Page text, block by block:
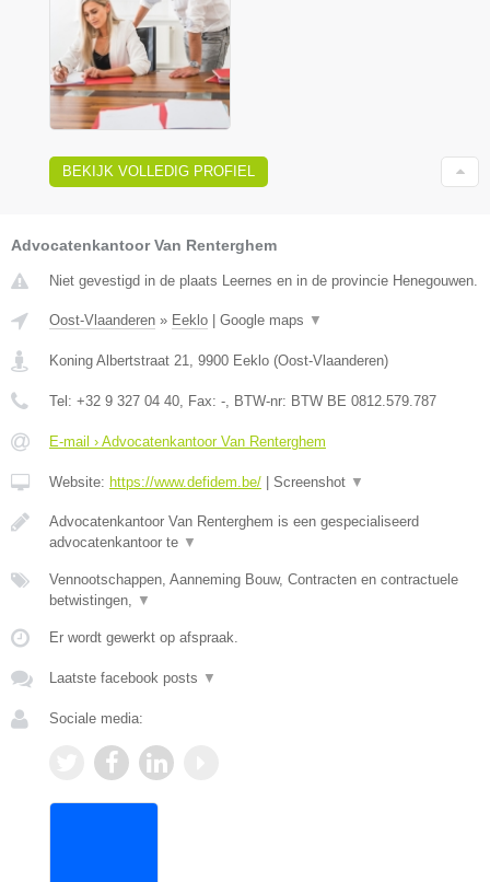
BEKIJK VOLLEDIG PROFIEL
Advocatenkantoor Van Renterghem
Niet gevestigd in de plaats Leernes en in de provincie Henegouwen.
Oost-Vlaanderen » Eeklo Google maps ▼
Koning Albertstraat 21 9900 Eeklo (Oost-Vlaanderen)
Tel: +32 9 327 04 40 , Fax: - , BTW-nr: BTW BE 0812.579.787
E-mail › Advocatenkantoor Van Renterghem
Website: https://www.defidem.be/ Screenshot ▼
Advocatenkantoor Van Renterghem is een gespecialiseerd
advocatenkantoor te ▼
Vennootschappen, Aanneming Bouw, Contracten en contractuele
betwistingen,
▼
Er wordt gewerkt op afspraak.
Laatste facebook posts ▼
Sociale media: